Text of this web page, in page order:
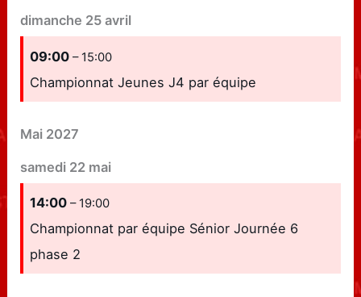
dimanche 25 avril
09:00– 15:00
Championnat Jeunes J4 par équipe
Mai 2027
samedi 22 mai
14:00– 19:00
Championnat par équipe Sénior Journée 6
phase 2